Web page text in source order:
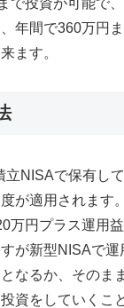
年間で360万円
ます。
NISAで保有し
が適用されます
万円プラス運用
が新型NISAで
なるか、そのま
資をしていくこ